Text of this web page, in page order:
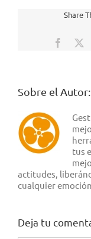
Share
Sobre el Autor:
tus
actitudes,
cualquier
Deja tu